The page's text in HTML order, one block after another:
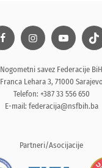
Nogometni savez Federacije BiH
Franca Lehara 3, 71000
Telefon: +387 33 556 650
E-mail: federacija@nsfbih.ba
Partneri/Asocijacije